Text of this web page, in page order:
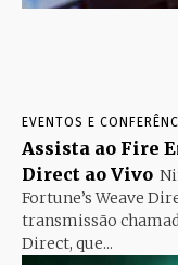
EVENTOS E
Assista ao Fire
Direct ao Vivo
Fortune’s Weave
transmissão
Direct, que...